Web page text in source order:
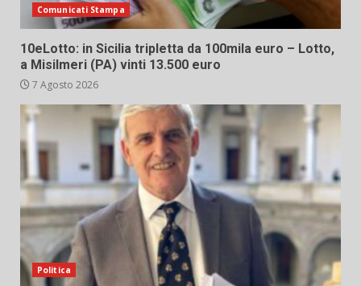
Comunicati Stampa
10eLotto: in Sicilia tripletta da 100mila euro – Lotto,
a Misilmeri (PA) vinti 13.500 euro
7 Agosto 2026
Politica